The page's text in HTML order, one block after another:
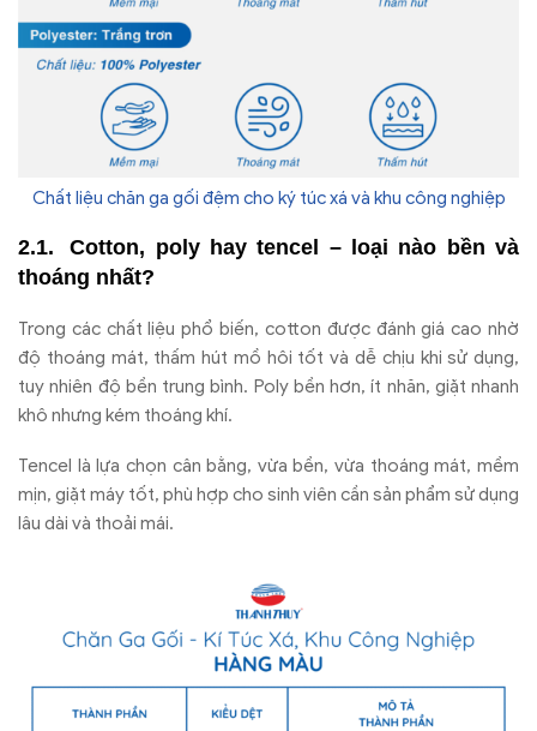
Chất liệu chăn ga gối đệm cho ký túc xá và khu công nghiệp
Cotton, poly hay tencel – loại nào bền và
thoáng nhất?
Trong các chất liệu phổ biến, cotton được đánh giá cao nhờ
độ thoáng mát, thấm hút mồ hôi tốt và dễ chịu khi sử dụng,
tuy nhiên độ bền trung bình. Poly bền hơn,ít nhăn, giặt nhanh
khô nhưng kém thoáng khí.
Tencel là lựa chọn cân bằng, vừa bền, vừa thoáng mát, mềm
mịn, giặt máy tốt, phù hợp cho sinh viên cần sản phẩm sử dụng
lâu dài và thoải mái.